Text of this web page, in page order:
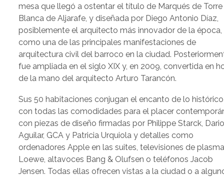
mesa que llegó a ostentar el título de Marqués de Torre
Blanca de Aljarafe, y diseñada por Diego Antonio Díaz,
posiblemente el arquitecto más innovador de la época,
como una de las principales manifestaciones de
arquitectura civil del barroco en la ciudad.
fue ampliada en el siglo XIX y, en 2009, convertida en
de la mano del arquitecto Arturo Tarancón.
Sus 50 habitaciones conjugan el encanto de lo histórico
con todas las comodidades para el placer
con piezas de diseño firmadas por Philippe Starck,
Aguilar, GCA y Patricia Urquiola y detalles como
ordenadores Apple en las suites, televisiones de
Loewe, altavoces Bang & Olufsen o teléfonos Jacob
Jensen. Todas ellas ofrecen vistas a la ciudad o a